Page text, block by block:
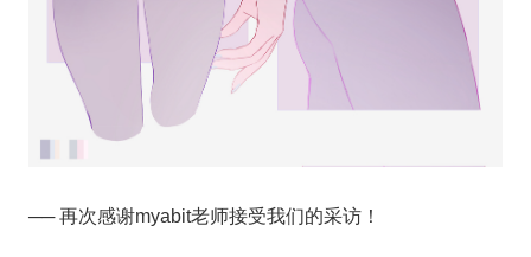
── 再次感谢myabit老师接受我们的采访！